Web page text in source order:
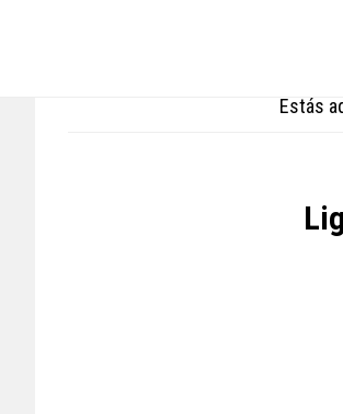
Estás